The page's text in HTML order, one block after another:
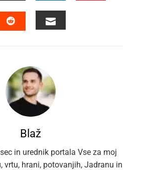
TWITTERLINKEDIN
Blaž
in urednik portala Vse za moj
vrtu, hrani, potovanjih, Jadranu in